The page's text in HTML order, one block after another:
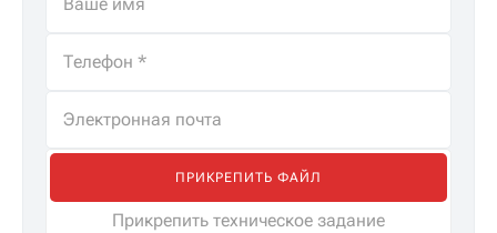
ПРИКРЕПИТЬ ФАЙЛ
Прикрепить техническое задание